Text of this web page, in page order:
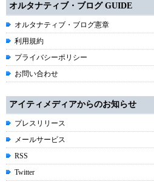
オルタナティブ・ブログ GUIDE
オルタナティブ・ブログ憲章
利用規約
プライバシーポリシー
お問い合わせ
アイティメディアからのお知らせ
プレスリリース
メールサービス
RSS
Twitter